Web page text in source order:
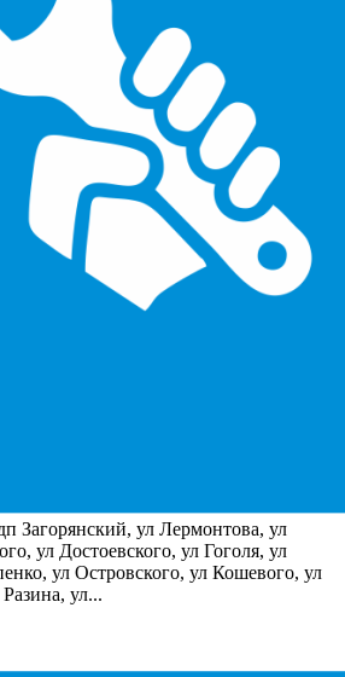
Загорянский, ул Лермонтова, ул
ул Достоевского, ул Гоголя, ул
ул Островского, ул Кошевого, ул
ул...